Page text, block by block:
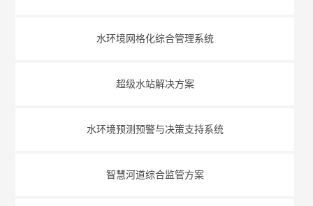
水环境网格化综合管理系统
超级水站解决方案
水环境预测预警与决策支持系统
智慧河道综合监管方案